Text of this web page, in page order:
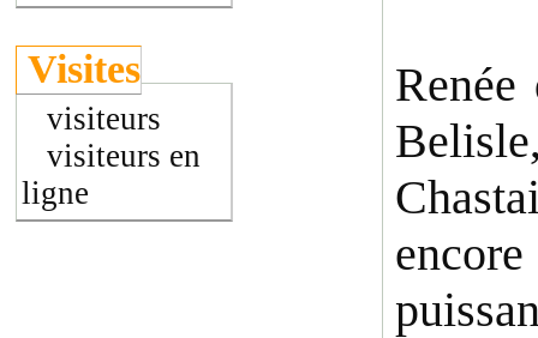
Visites
visiteurs
visiteurs en
ligne